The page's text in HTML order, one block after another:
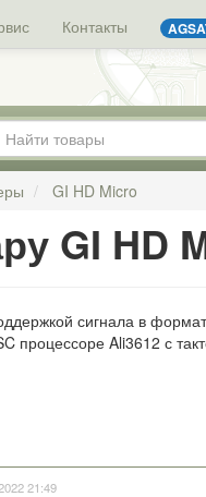
Контакты
GI HD Micro
GI HD
сигнала в
процессоре Ali3612 с
21:49